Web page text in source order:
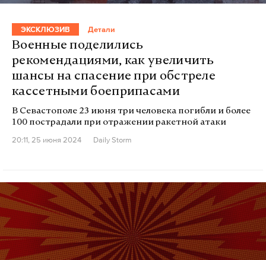
ЭКСКЛЮЗИВ Детали
Военные поделились
рекомендациями, как увеличить
шансы на спасение при обстреле
кассетными боеприпасами
В Севастополе 23 июня три человека погибли и более
100 пострадали при отражении ракетной атаки
20:11, 25 июня 2024
Daily Storm